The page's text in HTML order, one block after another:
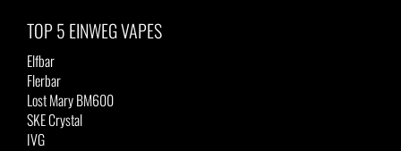
TOP 5 EINWEG VAPES
Elfbar
Flerbar
Lost Mary BM600
SKE Crystal
IVG